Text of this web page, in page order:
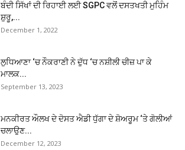
ਬੰਦੀ ਸਿੱਖਾਂ ਦੀ ਰਿਹਾਈ ਲਈ SGPC ਵਲੋਂ ਦਸਤਖਤੀ ਮੁਹਿੰਮ
ਸ਼ੁਰੂ,...
December 1, 2022
ਲੁਧਿਆਣਾ ‘ਚ ਨੌਕਰਾਣੀ ਨੇ ਦੁੱਧ ‘ਚ ਨਸ਼ੀਲੀ ਚੀਜ਼ ਪਾ ਕੇ
ਮਾਲਕ...
September 13, 2023
ਮਨਕੀਰਤ ਔਲਖ ਦੇ ਦੋਸਤ ਐਡੀ ਧੁੱਗਾ ਦੇ ਸ਼ੋਅਰੂਮ ‘ਤੇ ਗੋਲੀਆਂ
ਚਲਾਉਣ...
December 12, 2023